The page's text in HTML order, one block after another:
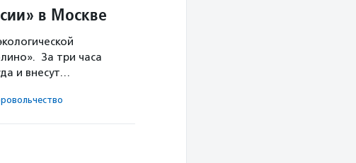
в Москве
За три часа
и внесут…